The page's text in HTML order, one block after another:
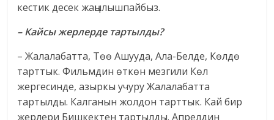
кестик десек жаңылышпайбыз.
– Кайсы жерлерде тартылды?
– Жалалабатта, Төө Ашууда, Ала-Белде, Көлдө
тарттык. Фильмдин өткөн мезгили Көл
жергесинде, азыркы учуру Жалалабатта
тартылды. Калганын жолдон тарттык. Кай бир
жерлери Бишкектен тартылды. Апрелдин